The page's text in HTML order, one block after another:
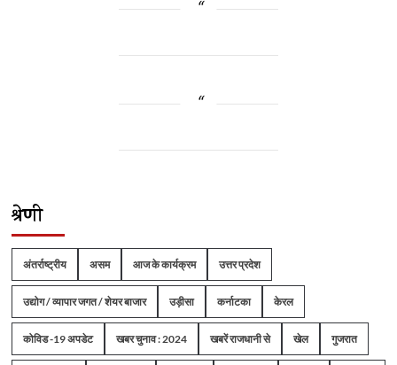
श्रेणी
अंतर्राष्ट्रीय असम आज के कार्यक्रम उत्तर प्रदेश
उद्योग / व्यापार जगत / शेयर बाजार उड़ीसा कर्नाटका केरल
कोविड -19 अपडेट खबर चुनाव : 2024 खबरें राजधानी से खेल गुजरात